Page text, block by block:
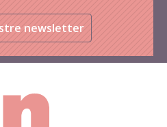
newsletter